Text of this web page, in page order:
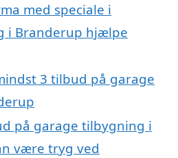
med speciale i
i Branderup hjælpe
3 tilbud på garage
på garage tilbygning i
være tryg ved